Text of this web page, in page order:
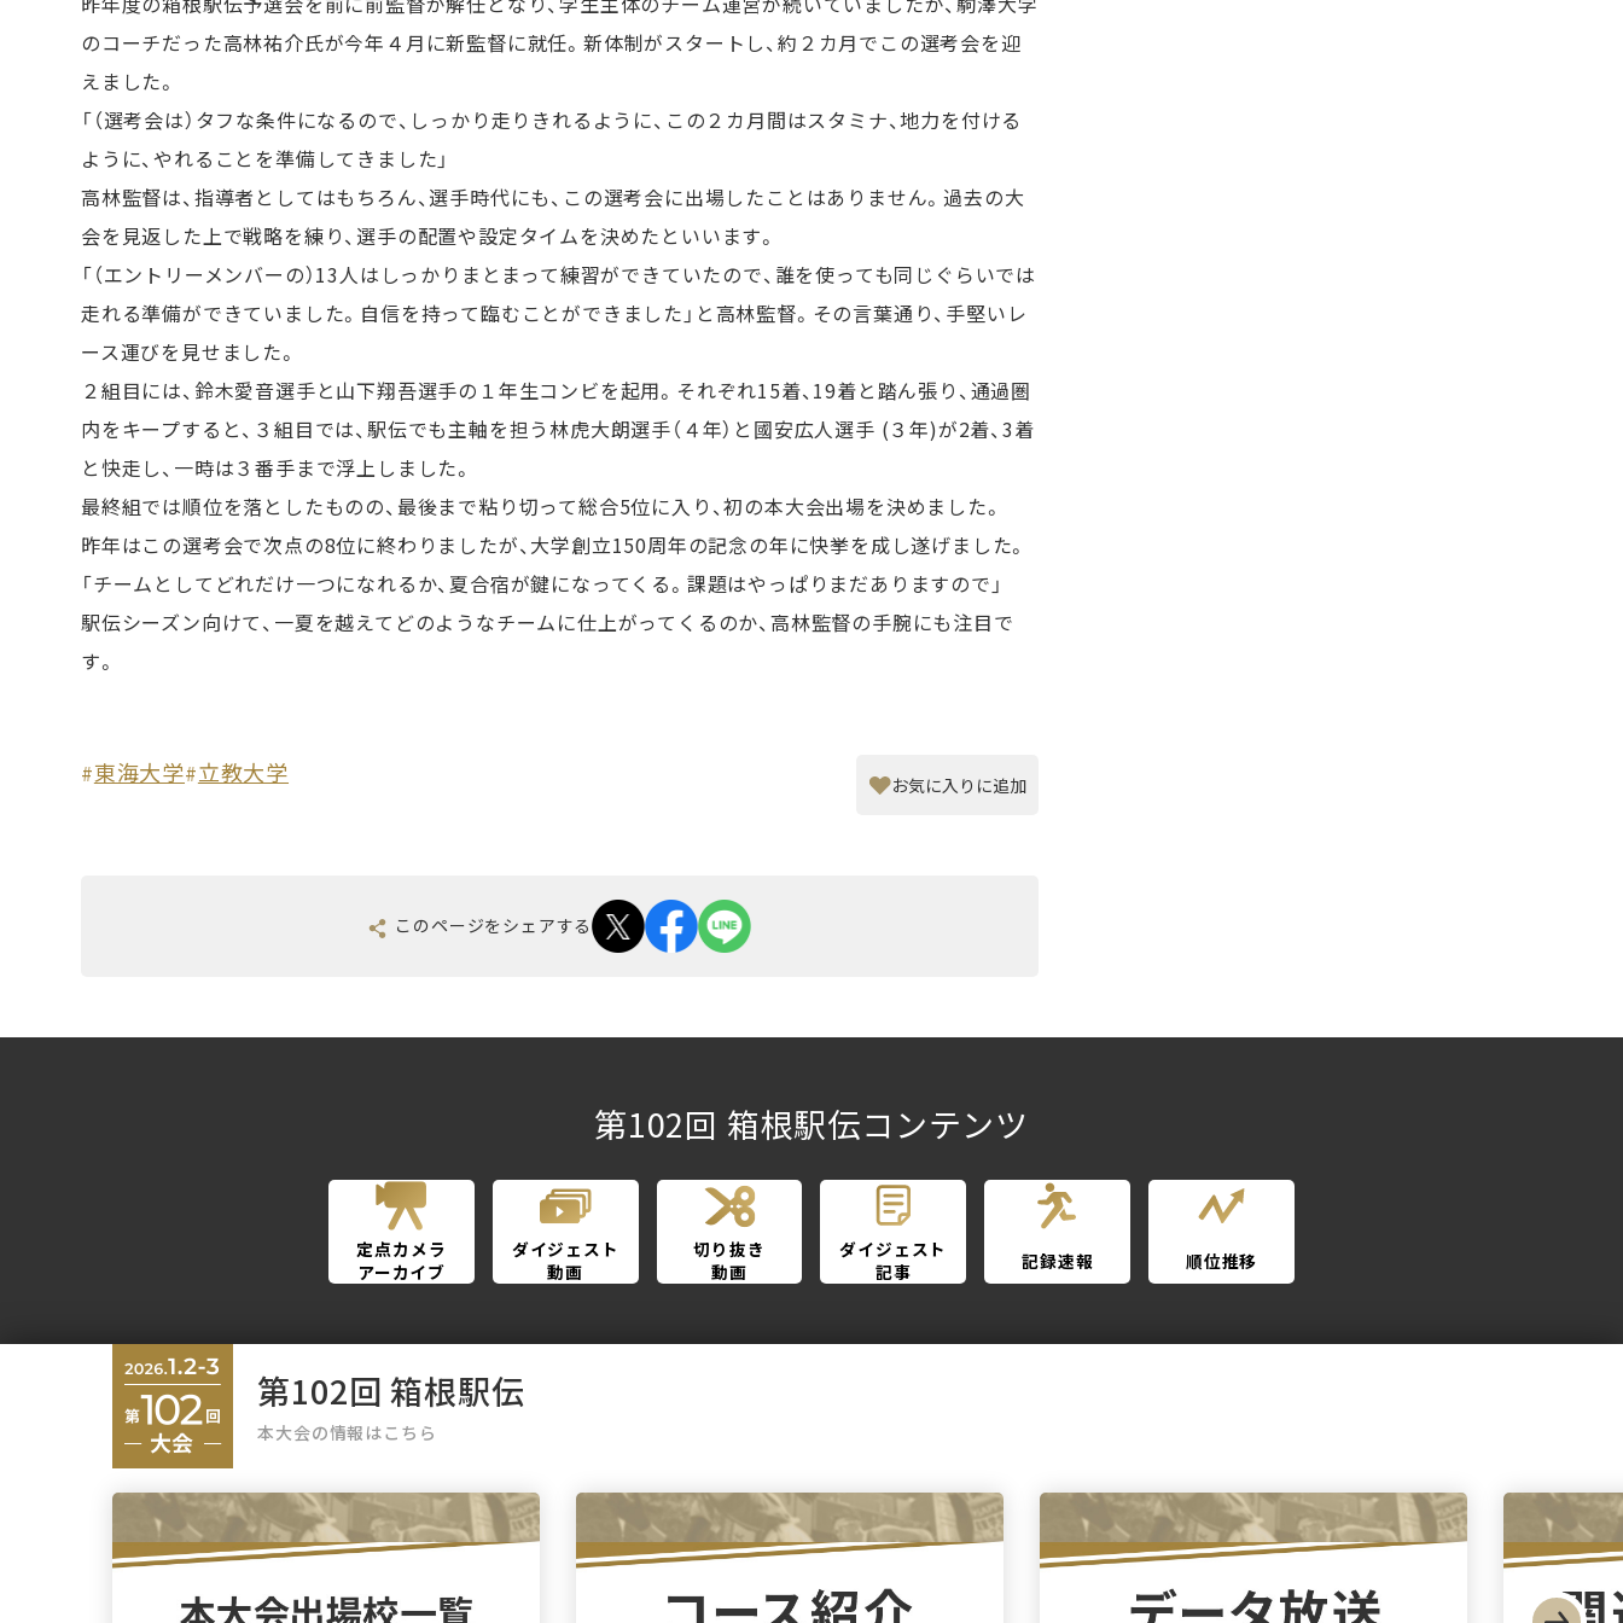
のコーチだった高林祐介氏が今年４月に新監督に就任。新体制がスタートし、約２カ月でこの選考会を迎
えました。
「（選考会は）タフな条件になるので、しっかり走りきれるように、この２カ月間はスタミナ、地力を付ける
ように、やれることを準備してきました」
高林監督は、指導者としてはもちろん、選手時代にも、この選考会に出場したことはありません。過去の大
会を見返した上で戦略を練り、選手の配置や設定タイムを決めたといいます。
「（エントリーメンバーの）13人はしっかりまとまって練習ができていたので、誰を使っても同じぐらいでは
走れる準備ができていました。自信を持って臨むことができました」と高林監督。その言葉通り、手堅いレ
ース運びを見せました。
２組目には、鈴木愛音選手と山下翔吾選手の１年生コンビを起用。それぞれ15着、19着と踏ん張り、通過圏
内をキープすると、３組目では、駅伝でも主軸を担う林虎大朗選手（４年）と國安広人選手 (３年)が2着、3着
と快走し、一時は３番手まで浮上しました。
最終組では順位を落としたものの、最後まで粘り切って総合5位に入り、初の本大会出場を決めました。
昨年はこの選考会で次点の8位に終わりましたが、大学創立150周年の記念の年に快挙を成し遂げました。
「チームとしてどれだけ一つになれるか、夏合宿が鍵になってくる。課題はやっぱりまだありますので」
駅伝シーズン向けて、一夏を越えてどのようなチームに仕上がってくるのか、高林監督の手腕にも注目で
す。
#東海大学#立教大学 お気に入りに追加
このページをシェアする
第102回 箱根駅伝コンテンツ
定点カメラ
アーカイブ
ダイジェスト
動画
切り抜き
動画
ダイジェスト
記事
記録速報 順位推移
第102回 箱根駅伝
本大会の情報はこちら